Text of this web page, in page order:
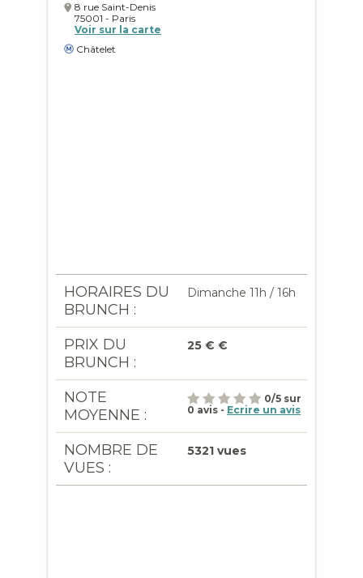
8 rue Saint-Denis
75001 - Paris
Voir sur la carte
Châtelet
HORAIRES DU
BRUNCH :
Dimanche 11h / 16h
PRIX DU
BRUNCH :
25 € €
NOTE
MOYENNE :
0/5 sur
0 avis - Ecrire un avis
NOMBRE DE
VUES :
5321 vues